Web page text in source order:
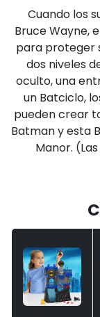
Cuando los
Bruce Wayne,
para proteger
dos niveles
oculto, una
un Batciclo,
pueden crear
Batman y esta
Manor.